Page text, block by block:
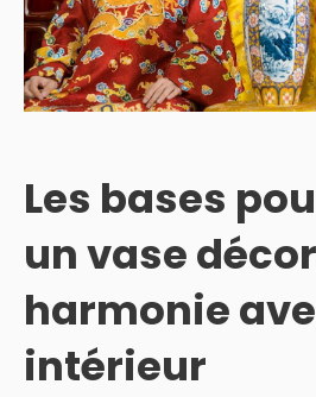
Les bases
un vase
harmonie
intérieur